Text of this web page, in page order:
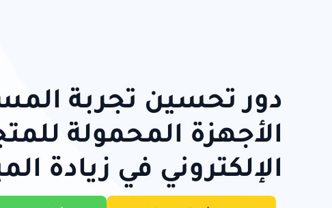
دور تحسين تجربة
الأجهزة المحمولة
الإلكتروني في زيادة